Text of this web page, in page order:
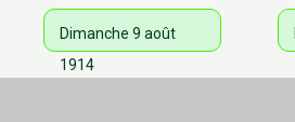
Dimanche 9 août
1914